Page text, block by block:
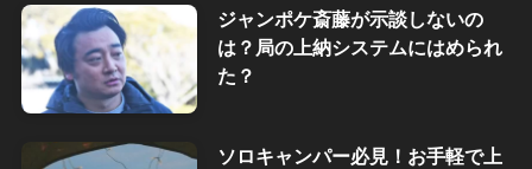
ジャンポケ斎藤が示談しないの
は？局の上納システムにはめられ
た？
ソロキャンパー必見！お手軽で上